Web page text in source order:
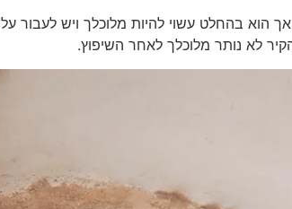
הוא בהחלט עשוי להיות מלוכלך ויש לעבור
לא נותר מלוכלך לאחר השיפוץ.